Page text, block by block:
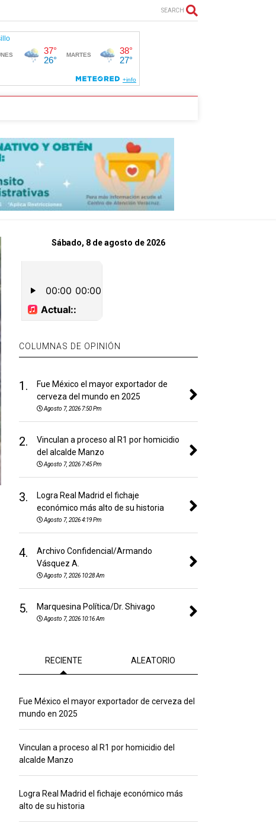
SEARCH
Sábado, 8 de agosto de 2026
COLUMNAS DE OPINIÓN
1.
Fue México el mayor exportador de
cerveza del mundo en 2025
Agosto 7, 2026 7:50 Pm
2.
Vinculan a proceso al R1 por homicidio
del alcalde Manzo
Agosto 7, 2026 7:45 Pm
3.
Logra Real Madrid el fichaje
económico más alto de su historia
Agosto 7, 2026 4:19 Pm
4.
Archivo Confidencial/Armando
Vásquez A.
Agosto 7, 2026 10:28 Am
5. Marquesina Política/Dr. Shivago
Agosto 7, 2026 10:16 Am
RECIENTE ALEATORIO
Fue México el mayor exportador de cerveza del
mundo en 2025
Vinculan a proceso al R1 por homicidio del
alcalde Manzo
Logra Real Madrid el fichaje económico más
alto de su historia